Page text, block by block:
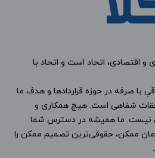
اقتصادی، اتحاد است و اتحاد با
با صرفه در حوزه قراردادها و هدف ما
شفاهی است. هیچ همکاری و
نیست. ما همیشه در دسترس شما
ممکن، حقوقی‌ترین تصمیم ممکن را